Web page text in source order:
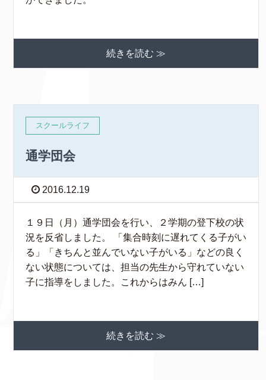
続きを読む ≫
スクールライフ
通学団会
2016.12.19
１９日（月）通学団会を行い、２学期の登下校の状
況を反省しました。 「集合時刻に遅れてくる子がい
る」「きちんと並んでいない子がいる」などの良く
ない状態については、担当の先生から守れていない
子に指導をしました。これからはみん […]
続きを読む ≫